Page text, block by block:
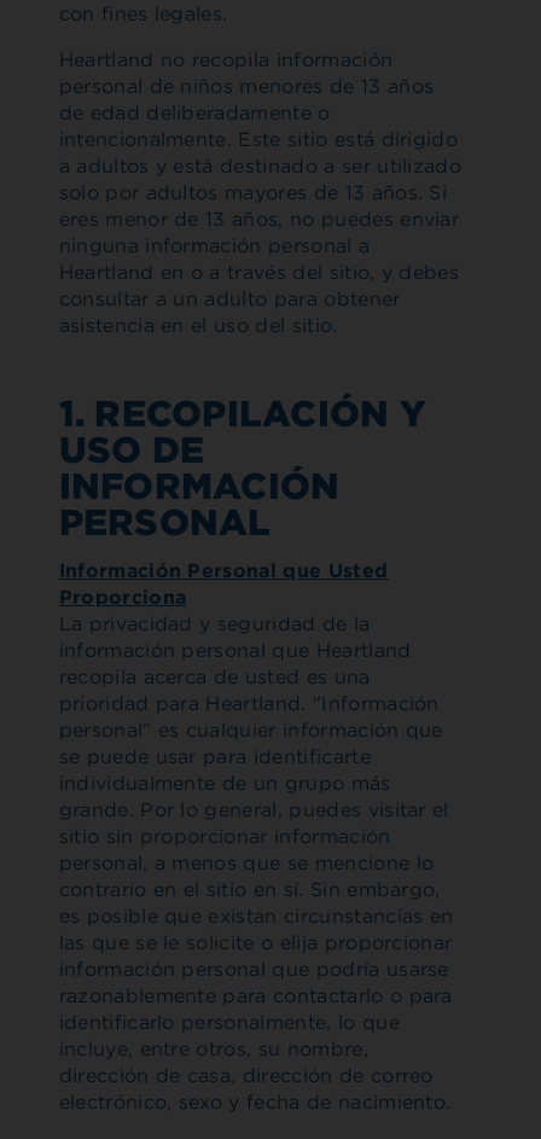
con fines legales.
Heartland no recopila información
personal de niños menores de 13 años
de edad deliberadamente o
intencionalmente. Este sitio está dirigido
a adultos y está destinado a ser utilizado
solo por adultos mayores de 13 años. Si
eres menor de 13 años, no puedes enviar
ninguna información personal a
Heartland en o a través del sitio, y debes
consultar a un adulto para obtener
asistencia en el uso del sitio.
1. RECOPILACIÓN Y
USO DE
INFORMACIÓN
PERSONAL
Información Personal que Usted
Proporciona
La privacidad y seguridad de la
información personal que Heartland
recopila acerca de usted es una
prioridad para Heartland. "Información
personal" es cualquier información que
se puede usar para identificarte
individualmente de un grupo más
grande. Por lo general, puedes visitar el
sitio sin proporcionar información
personal, a menos que se mencione lo
contrario en el sitio en sí. Sin embargo,
es posible que existan circunstancias en
las que se le solicite o elija proporcionar
información personal que podría usarse
razonablemente para contactarlo o para
identificarlo personalmente, lo que
incluye, entre otros, su nombre,
dirección de casa, dirección de correo
electrónico, sexo y fecha de nacimiento.